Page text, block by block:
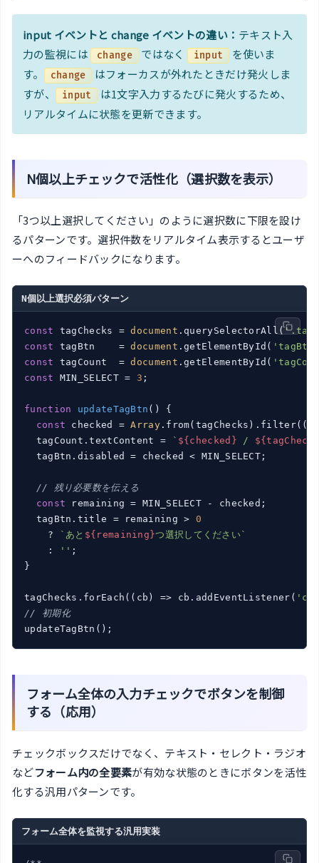
input イベントと change イベントの違い： テキスト入
力の監視には
change ではなく input
を使いま
す。
change
はフォーカスが外れたときだけ発火しま
すが、
input
は1文字入力するたびに発火するため、
リアルタイムに状態を更新できます。
N個以上チェックで活性化（選択数を表示）
「3つ以上選択してください」のように選択数に下限を設け
るパターンです。選択件数をリアルタイム表示するとユーザ
ーへのフィードバックになります。
N個以上選択必須パターン
const tagChecks = document .querySelectorAll('.tag-
const tagBtn    = document .getElementById(
const tagCount  = document .getElementById(
const MIN_SELECT = 3 ;
function updateTagBtn ( ) {
const checked = Array.from(tagChecks).filter( (
  tagCount.textContent =
` ${checked} /
  tagBtn.disabled = checked < MIN_SELECT;
// 残り必要数を伝える
const remaining = MIN_SELECT - checked;
  tagBtn.title = remaining >
0
    ?
`あと ${remaining}つ選択してください`
    :
'' ;
}
tagChecks.forEach( ( cb ) => cb.addEventListener(
// 初期化
updateTagBtn();
フォーム全体の入力チェックでボタンを制御
する（応用）
チェックボックスだけでなく、テキスト・セレクト・ラジオ
などフォーム内の全要素が有効な状態のときにボタンを活性
化する汎用パターンです。
フォーム全体を監視する汎用実装